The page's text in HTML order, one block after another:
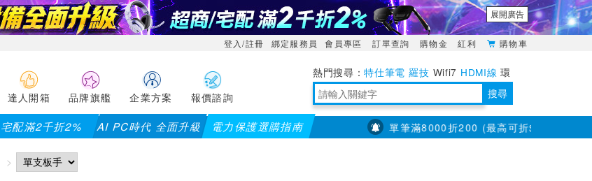
展開廣告
登入/註冊 綁定服務員 會員專區 訂單查詢 購物金 紅利 購物車
達人開箱 品牌旗艦 企業方案 報價諮詢
特仕筆電 羅技 Wifi7 HDMI線 環
境量測 明緯POWER 搜尋
宅配滿2千折2% AI PC時代 全面升級 電力保護選購指南
【PX大通】全館滿千折百(部分品項不適用，滿2千折200...) 儀錶指定款單筆滿8000折200 (最高可折$400